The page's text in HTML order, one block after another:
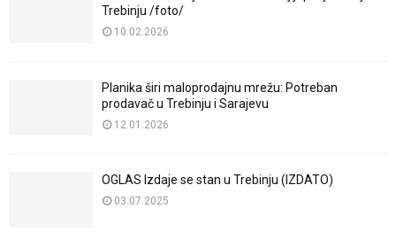
Trebinju /foto/
10.02.2026
Planika širi maloprodajnu mrežu: Potreban
prodavač u Trebinju i Sarajevu
12.01.2026
OGLAS Izdaje se stan u Trebinju (IZDATO)
03.07.2025